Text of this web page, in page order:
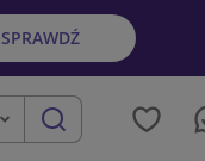
SPRAWDŹ
szukaj